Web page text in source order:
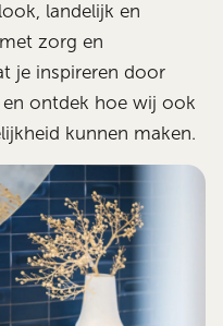
landelijk en
zorg en
je inspireren door
en ontdek hoe wij ook
kunnen maken.